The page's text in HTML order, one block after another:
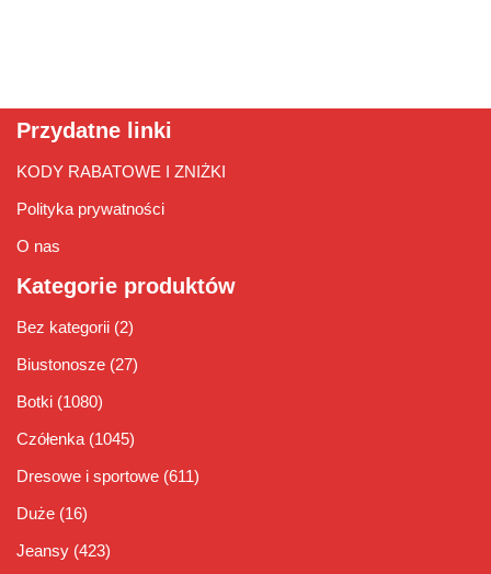
Przydatne linki
KODY RABATOWE I ZNIŻKI
Polityka prywatności
O nas
Kategorie produktów
Bez kategorii (2)
Biustonosze (27)
Botki (1080)
Czółenka (1045)
Dresowe i sportowe (611)
Duże (16)
Jeansy (423)